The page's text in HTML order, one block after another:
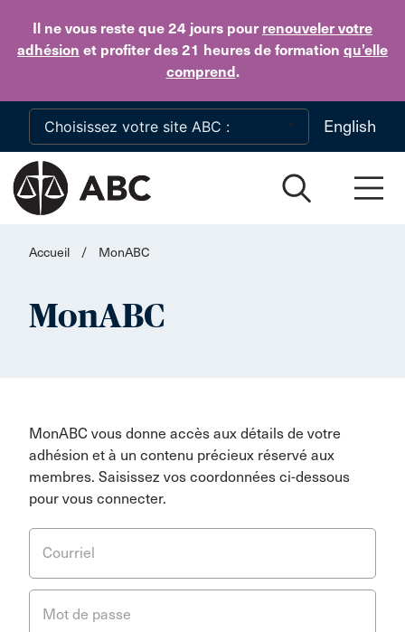
Il ne vous reste que 24 jours pour renouveler votre
adhésion et profiter des 21 heures de formation qu’elle
comprend.
Skip to main content
English
Accueil / MonABC
MonABC
MonABC vous donne accès aux détails de votre
adhésion et à un contenu précieux réservé aux
membres. Saisissez vos coordonnées ci-dessous
pour vous connecter.
Courriel
Mot de passe